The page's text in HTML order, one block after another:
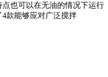
也可以在无油的情况下运行
款能够应对广泛搅拌